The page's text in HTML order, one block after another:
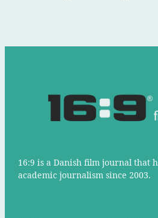
16:9 is a Danish film journal that
academic journalism since 2003.